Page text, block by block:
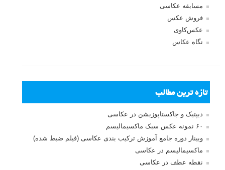
مسابقه عکاسی
فروش عکس
عکس‌کاوی
نگاه عکاس
تازه ترین مطالب
دیپتیک و جاکستا‌پوزیشن در عکاسی
۶۰ نمونه عکس سبک ماکسیمالیسم
وبینار دوره جامع آموزش ترکیب بندی عکاسی (فیلم ضبط شده)
ماکسیمالیسم در عکاسی
نقطه عطف در عکاسی